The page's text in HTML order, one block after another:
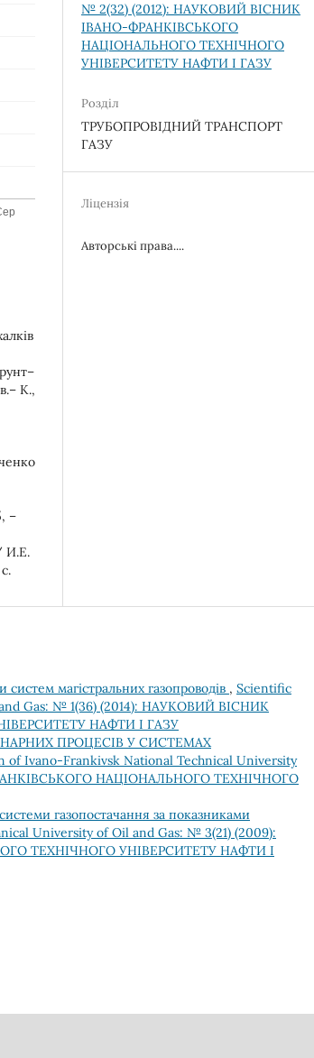
К.,
–
И.Е.
№ 2(32) (2012): НАУКОВИЙ ВІСНИК
ІВАНО-ФРАНКІВСЬКОГО
НАЦІОНАЛЬНОГО ТЕХНІЧНОГО
УНІВЕРСИТЕТУ НАФТИ І ГАЗУ
Розділ
ТРУБОПРОВІДНИЙ ТРАНСПОРТ
ГАЗУ
Ліцензія
Авторські права....
магістральних газопроводів , Scientific
Gas: № 1(36) (2014): НАУКОВИЙ ВІСНИК
НАФТИ І ГАЗУ
ПРОЦЕСІВ У СИСТЕМАХ
of Ivano-Frankivsk National Technical University
НАЦІОНАЛЬНОГО ТЕХНІЧНОГО
газопостачання за показниками
University of Oil and Gas: № 3(21) (2009):
ТЕХНІЧНОГО УНІВЕРСИТЕТУ НАФТИ І